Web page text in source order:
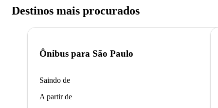
Destinos mais procurados
Ônibus para São Paulo
Saindo de
A partir de